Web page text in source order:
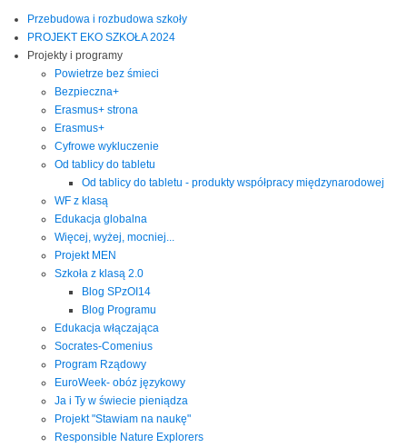
Przebudowa i rozbudowa szkoły
PROJEKT EKO SZKOŁA 2024
Projekty i programy
Powietrze bez śmieci
Bezpieczna+
Erasmus+ strona
Erasmus+
Cyfrowe wykluczenie
Od tablicy do tabletu
Od tablicy do tabletu - produkty współpracy międzynarodowej
WF z klasą
Edukacja globalna
Więcej, wyżej, mocniej...
Projekt MEN
Szkoła z klasą 2.0
Blog SPzOI14
Blog Programu
Edukacja włączająca
Socrates-Comenius
Program Rządowy
EuroWeek- obóz językowy
Ja i Ty w świecie pieniądza
Projekt "Stawiam na naukę"
Responsible Nature Explorers